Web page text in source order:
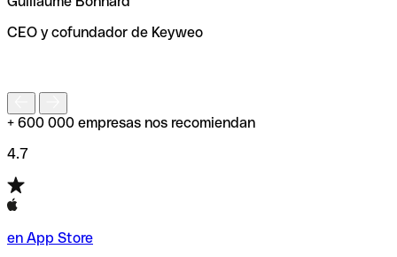
de enviar tu transferencia.
CEO y cofundador de Keyweo
+ 600 000 empresas nos recomiendan
4.7
en App Store